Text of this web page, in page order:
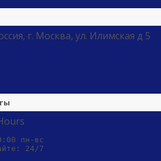
г. Москва, ул. Илимская д 5
пн-вс
24/7